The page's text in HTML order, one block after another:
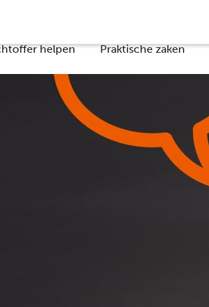
helpen Praktische zaken